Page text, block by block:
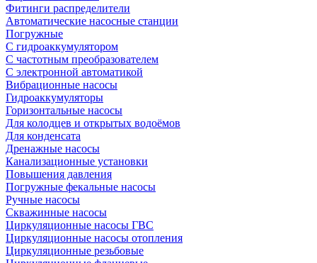
Фитинги распределители
Автоматические насосные станции
Погружные
С гидроаккумулятором
С частотным преобразователем
С электронной автоматикой
Вибрационные насосы
Гидроаккумуляторы
Горизонтальные насосы
Для колодцев и открытых водоёмов
Для конденсата
Дренажные насосы
Канализационные установки
Повышения давления
Погружные фекальные насосы
Ручные насосы
Скважинные насосы
Циркуляционные насосы ГВС
Циркуляционные насосы отопления
Циркуляционные резьбовые